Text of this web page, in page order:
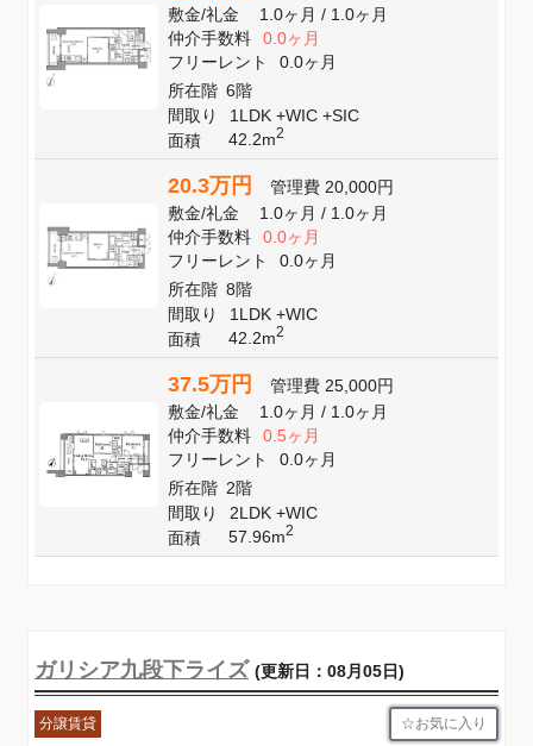
敷金/礼金 1.0ヶ月/ 1.0ヶ月
仲介手数料
0.0ヶ月
フリーレント
0.0ヶ月
所在階 6階
間取り
1LDK +WIC +SIC
面積
42.2m2
20.3万円 管理費 20,000円
敷金/礼金 1.0ヶ月/ 1.0ヶ月
仲介手数料
0.0ヶ月
フリーレント
0.0ヶ月
所在階 8階
間取り
1LDK +WIC
面積
42.2m2
37.5万円 管理費 25,000円
敷金/礼金 1.0ヶ月/ 1.0ヶ月
仲介手数料
0.5ヶ月
フリーレント
0.0ヶ月
所在階 2階
間取り
2LDK +WIC
面積
57.96m2
ガリシア九段下ライズ (更新日：08月05日)
分譲賃貸 お気に入り